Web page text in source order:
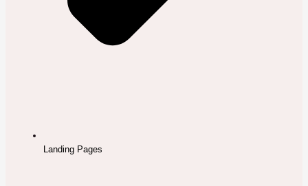
Landing Pages